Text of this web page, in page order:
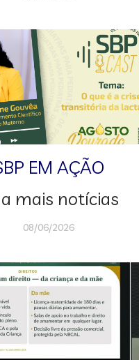
EM AÇÃO
mais notícias
08/06/2026